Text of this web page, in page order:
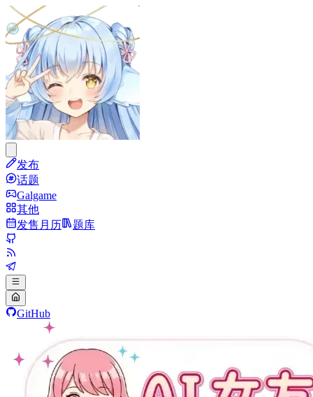
发布
话题
Galgame
其他
发售月历
题库
GitHub